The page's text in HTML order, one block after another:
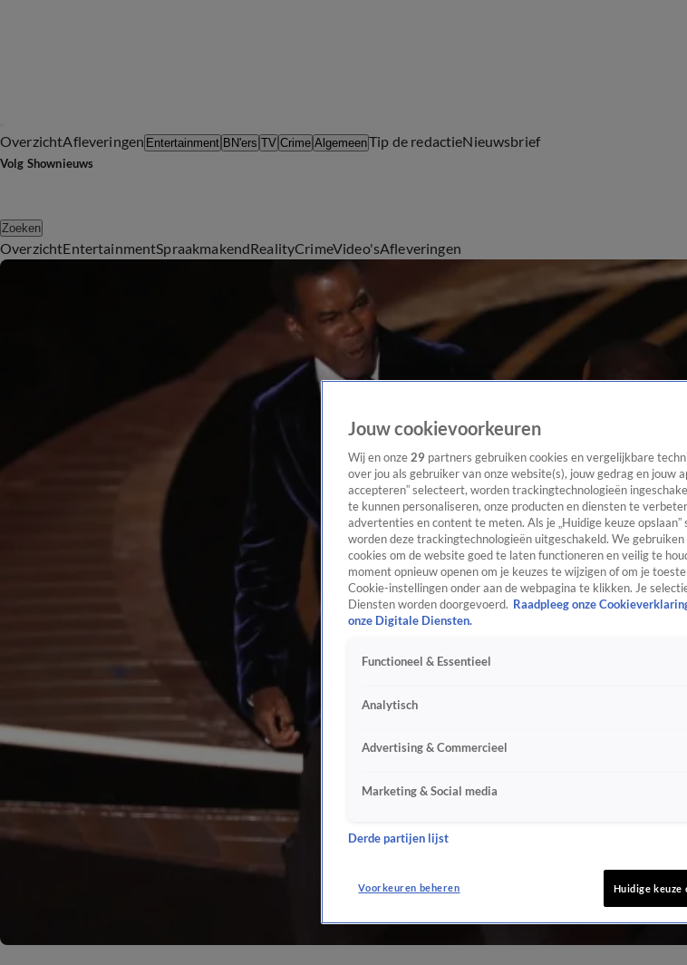
OverzichtAfleveringen Entertainment BN'ers TV Crime AlgemeenTip de redactieNieuwsbrief
Volg Shownieuws
Zoeken
OverzichtEntertainmentSpraakmakendRealityCrimeVideo'sAfleveringen
Jouw cookievoorkeuren
Wij en onze 29 partners gebruiken cookies en vergelijkbare
over jou als gebruiker van onze website(s), jouw gedrag en jouw
accepteren” selecteert, worden trackingtechnologieën
te kunnen personaliseren, onze producten en diensten te
advertenties en content te meten. Als je „Huidige keuze
worden deze trackingtechnologieën uitgeschakeld. We
cookies om de website goed te laten functioneren en veilig te
moment opnieuw openen om je keuzes te wijzigen of om je
Cookie-instellingen onder aan de webpagina te klikken. Je
Diensten worden doorgevoerd. Raadpleeg onze
onze Digitale Diensten.
Functioneel & Essentieel
Analytisch
Advertising & Commercieel
Marketing & Social media
Derde partijen lijst
Voorkeuren beheren Huidige keuze